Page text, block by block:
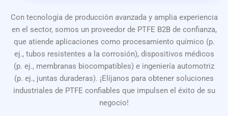
Con tecnología de producción avanzada y amplia experiencia
en el sector, somos un proveedor de PTFE B2B de confianza,
que atiende aplicaciones como procesamiento químico (p.
ej., tubos resistentes a la corrosión), dispositivos médicos
(p. ej., membranas biocompatibles) e ingeniería automotriz
(p. ej., juntas duraderas). ¡Elíjanos para obtener soluciones
industriales de PTFE confiables que impulsen el éxito de su
negocio!